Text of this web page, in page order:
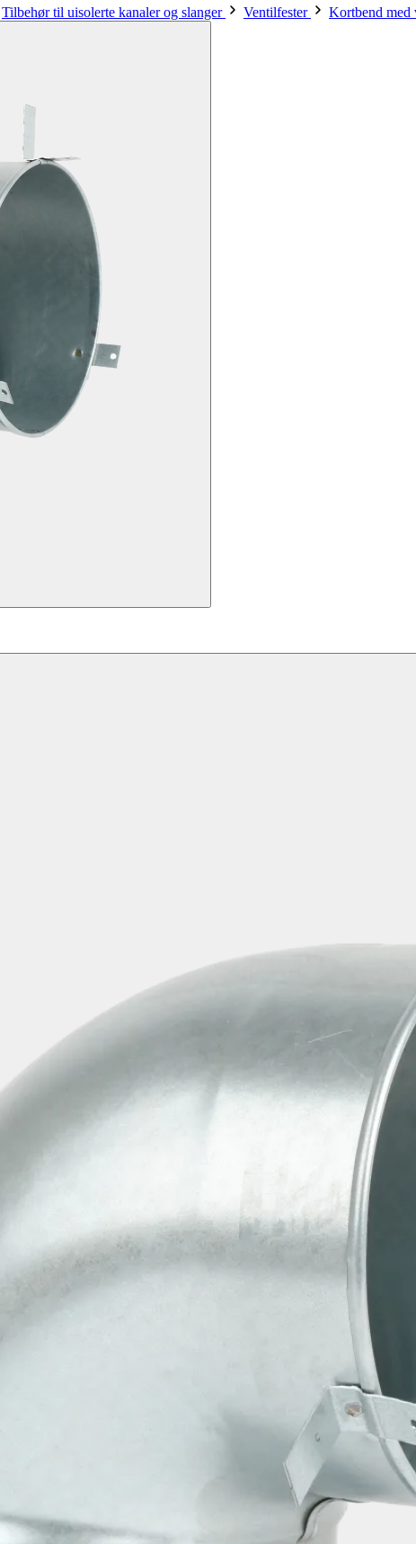
Tilbehør til uisolerte kanaler og slanger Ventilfester Kortbend med